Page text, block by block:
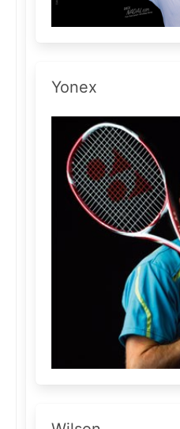
Yonex